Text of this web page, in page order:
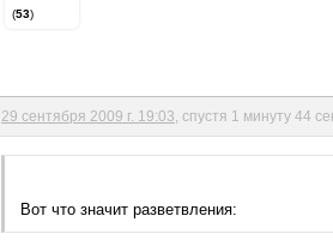
(53)
29 сентября 2009 г. 19:03 , спустя 1 минуту 44
Вот что значит разветвления: